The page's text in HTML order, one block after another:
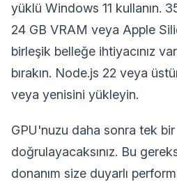
yüklü Windows 11 kullanın.
24 GB VRAM veya Apple
birleşik belleğe ihtiyacınız
bırakın. Node.js 22 veya
veya yenisini yükleyin.
GPU'nuzu daha sonra tek
doğrulayacaksınız. Bu
donanım size duyarlı